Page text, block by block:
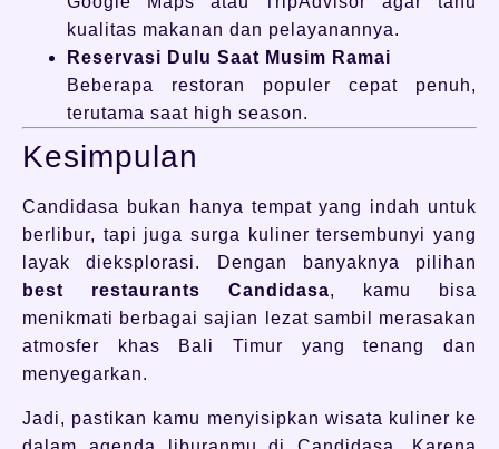
kualitas makanan dan pelayanannya.
Reservasi Dulu Saat Musim Ramai
Beberapa restoran populer cepat penuh,
terutama saat high season.
Kesimpulan
Candidasa bukan hanya tempat yang indah untuk
berlibur, tapi juga surga kuliner tersembunyi yang
layak dieksplorasi. Dengan banyaknya pilihan
best restaurants Candidasa, kamu bisa
menikmati berbagai sajian lezat sambil merasakan
atmosfer khas Bali Timur yang tenang dan
menyegarkan.
Jadi, pastikan kamu menyisipkan wisata kuliner ke